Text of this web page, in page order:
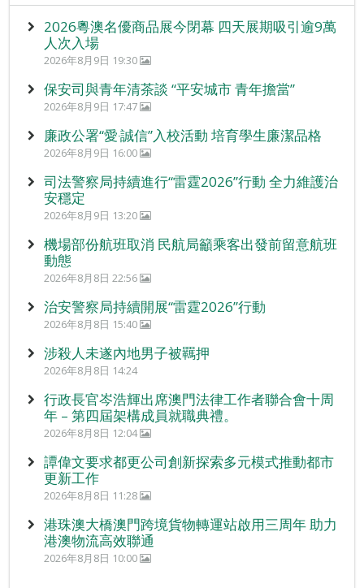
2026粵澳名優商品展今閉幕 四天展期吸引逾9萬
人次入場
2026年8月9日 19:30
保安司與青年清茶談 “平安城市 青年擔當”
2026年8月9日 17:47
廉政公署“愛‧誠信”入校活動 培育學生廉潔品格
2026年8月9日 16:00
司法警察局持續進行“雷霆2026”行動 全力維護治
安穩定
2026年8月9日 13:20
機場部份航班取消 民航局籲乘客出發前留意航班
動態
2026年8月8日 22:56
治安警察局持續開展“雷霆2026”行動
2026年8月8日 15:40
涉殺人未遂內地男子被羈押
2026年8月8日 14:24
行政長官岑浩輝出席澳門法律工作者聯合會十周
年 – 第四屆架構成員就職典禮。
2026年8月8日 12:04
譚偉文要求都更公司創新探索多元模式推動都市
更新工作
2026年8月8日 11:28
港珠澳大橋澳門跨境貨物轉運站啟用三周年 助力
港澳物流高效聯通
2026年8月8日 10:00